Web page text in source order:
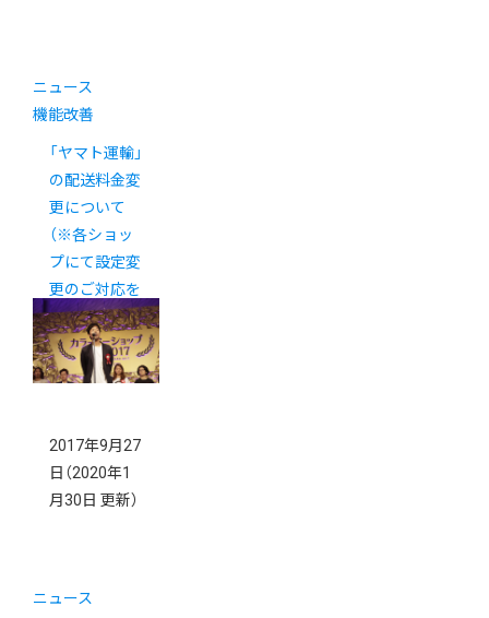
ニュース
機能改善
「ヤマト運輸」
の配送料金変
更について
（※各ショッ
プにて設定変
更のご対応を
お願いいたし
ます。）
2017年9月27
日 （2020年1
月30日 更新）
ニュース